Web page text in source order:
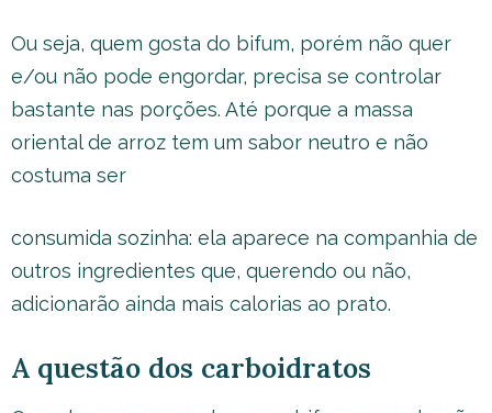
Ou seja, quem gosta do bifum, porém não quer
e/ou não pode engordar, precisa se controlar
bastante nas porções. Até porque a massa
oriental de arroz tem um sabor neutro e não
costuma ser
consumida sozinha: ela aparece na companhia de
outros ingredientes que, querendo ou não,
adicionarão ainda mais calorias ao prato.
A questão dos carboidratos